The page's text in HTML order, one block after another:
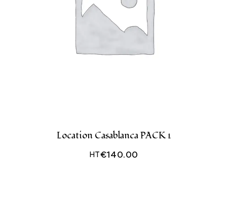
Location Casablanca PACK 1
€140.00
HT